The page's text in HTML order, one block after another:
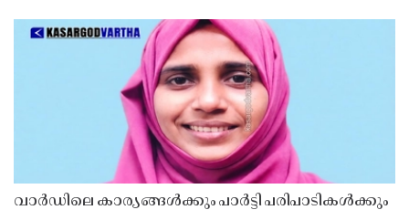
വാർഡിലെ കാര്യങ്ങൾക്കും പാർട്ടി പരിപാടികൾക്കും